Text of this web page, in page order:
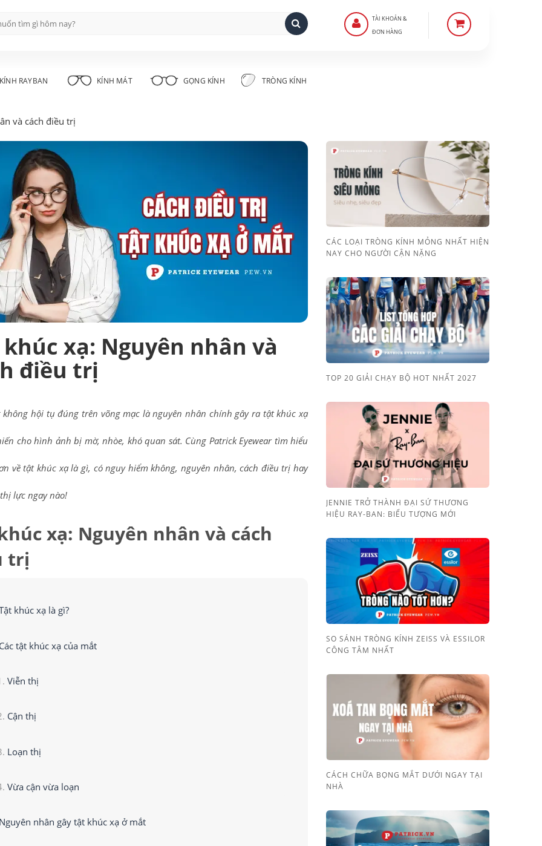
TÀI KHOẢN &
ĐƠN HÀNG
KÍNH RAYBAN KÍNH MÁT GỌNG KÍNH TRÒNG KÍNH
và cách điều trị
xạ: Nguyên nhân và
điều trị
không hội tụ đúng trên võng mạc là nguyên nhân chính gây ra tật khúc xạ
cho hình ảnh bị mờ, nhòe, khó quan sát. Cùng Patrick Eyewear tìm hiểu
về tật khúc xạ là gì, có nguy hiểm không, nguyên nhân, cách điều trị hay
lực ngay nào!
xạ: Nguyên nhân và cách
trị
khúc xạ là gì?
tật khúc xạ của mắt
Viễn thị
Cận thị
Loạn thị
Vừa cận vừa loạn
nhân gây tật khúc xạ ở mắt
CÁC LOẠI TRÒNG KÍNH MỎNG NHẤT HIỆN
NAY CHO NGƯỜI CẬN NẶNG
TOP 20 GIẢI CHẠY BỘ HOT NHẤT 2027
JENNIE TRỞ THÀNH ĐẠI SỨ THƯƠNG
HIỆU RAY-BAN: BIỂU TƯỢNG MỚI
SO SÁNH TRÒNG KÍNH ZEISS VÀ ESSILOR
CÔNG TÂM NHẤT
CÁCH CHỮA BỌNG MẮT DƯỚI NGAY TẠI
NHÀ